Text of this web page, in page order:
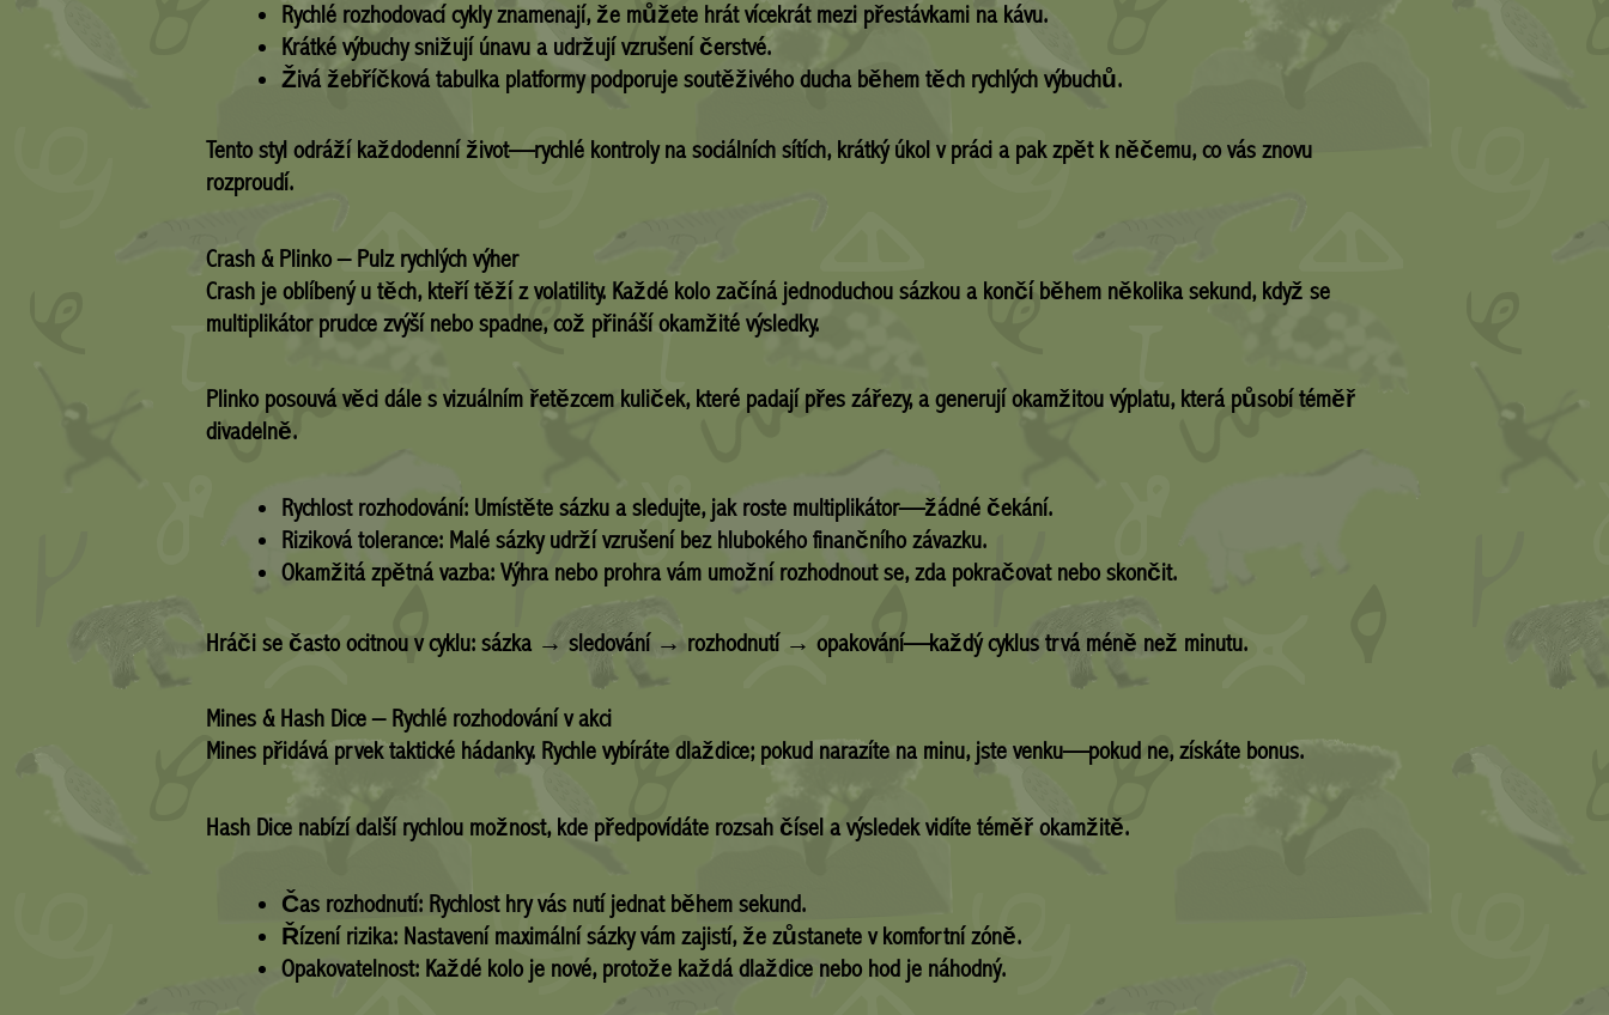
Rychlé rozhodovací cykly znamenají, že můžete hrát vícekrát mezi přestávkami na kávu.
Krátké výbuchy snižují únavu a udržují vzrušení čerstvé.
Živá žebříčková tabulka platformy podporuje soutěživého ducha během těch rychlých výbuchů.
Tento styl odráží každodenní život—rychlé kontroly na sociálních sítích, krátký úkol v práci a pak zpět k něčemu, co vás znovu
rozproudí.
Crash & Plinko – Pulz rychlých výher
Crash je oblíbený u těch, kteří těží z volatility. Každé kolo začíná jednoduchou sázkou a končí během několika sekund, když se
multiplikátor prudce zvýší nebo spadne, což přináší okamžité výsledky.
Plinko posouvá věci dále s vizuálním řetězcem kuliček, které padají přes zářezy, a generují okamžitou výplatu, která působí téměř
divadelně.
Rychlost rozhodování:Umístěte sázku a sledujte, jak roste multiplikátor—žádné čekání.
Riziková tolerance:Malé sázky udrží vzrušení bez hlubokého finančního závazku.
Okamžitá zpětná vazba:Výhra nebo prohra vám umožní rozhodnout se, zda pokračovat nebo skončit.
Hráči se často ocitnou v cyklu: sázka → sledování → rozhodnutí → opakování—každý cyklus trvá méně než minutu.
Mines & Hash Dice – Rychlé rozhodování v akci
Mines přidává prvek taktické hádanky. Rychle vybíráte dlaždice; pokud narazíte na minu, jste venku—pokud ne, získáte bonus.
Hash Dice nabízí další rychlou možnost, kde předpovídáte rozsah čísel a výsledek vidíte téměř okamžitě.
Čas rozhodnutí:Rychlost hry vás nutí jednat během sekund.
Řízení rizika:Nastavení maximální sázky vám zajistí, že zůstanete v komfortní zóně.
Opakovatelnost:Každé kolo je nové, protože každá dlaždice nebo hod je náhodný.